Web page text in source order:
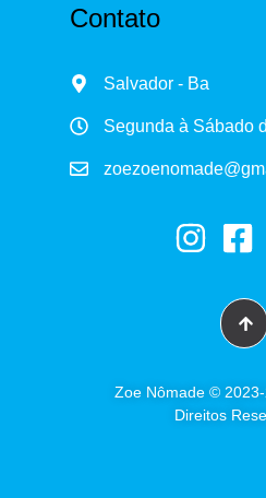
Contato
Salvador - Ba
Segunda à Sábado
Zoe Nômade ©
Direitos